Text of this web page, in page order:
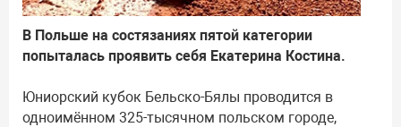
В Польше на состязаниях пятой категории
попыталась проявить себя Екатерина Костина.
Юниорский кубок Бельско-Бялы проводится в
одноимённом 325-тысячном польском городе,